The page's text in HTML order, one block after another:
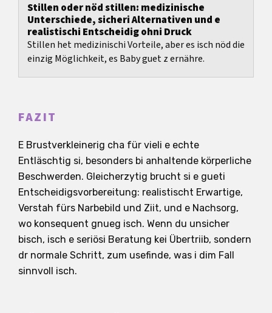
Stillen oder nöd stillen: medizinische
Unterschiede, sicheri Alternativen und e
realistischi Entscheidig ohni Druck
Stillen het medizinischi Vorteile, aber es isch nöd die
einzig Möglichkeit, es Baby guet z ernähre.
FAZIT
E Brustverkleinerig cha für vieli e echte
Entläschtig si, besonders bi anhaltende körperliche
Beschwerden. Gleicherzytig brucht si e gueti
Entscheidigsvorbereitung: realistischt Erwartige,
Verstah fürs Narbebild und Ziit, und e Nachsorg,
wo konsequent gnueg isch. Wenn du unsicher
bisch, isch e seriösi Beratung kei Übertriib, sondern
dr normale Schritt, zum usefinde, was i dim Fall
sinnvoll isch.